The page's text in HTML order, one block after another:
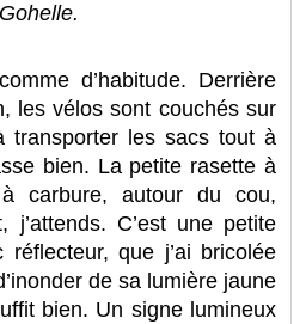
Gohelle.
d’habitude. Derrière
les vélos sont couchés sur
transporter les sacs tout à
bien. La petite rasette à
carbure, autour du cou,
j’attends. C’est une petite
réflecteur, que j’ai bricolée
de sa lumière jaune
bien. Un signe lumineux